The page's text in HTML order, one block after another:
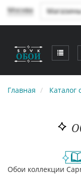
Москва
Главная Каталог
Обои коллекции